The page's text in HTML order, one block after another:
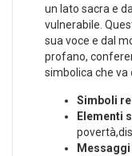
un lato sacra e
‍vulnerabile.
sua voce e dal
profano,
simbolica che va
Simboli
Elementi‌